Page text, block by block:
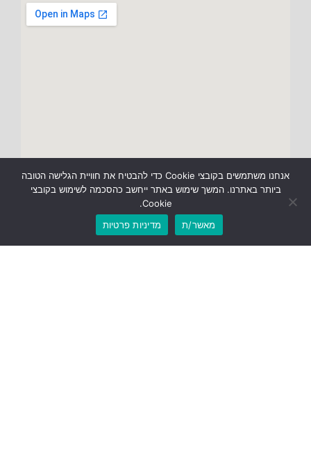
אנחנו משתמשים בקובצי Cookie כדי להבטיח את חוויית הגלישה הטובה
ביותר באתרנו. המשך שימוש באתר ייחשב כהסכמה לשימוש בקובצי
Cookie.
מאשר/ת
מדיניות פרטיות